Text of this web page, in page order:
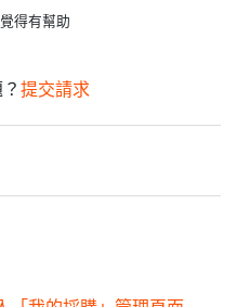
得有幫助
提交請求